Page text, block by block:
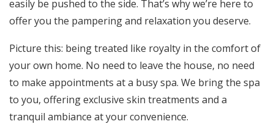
easily be pushed to the side. That’s why we’re here to
offer you the pampering and relaxation you deserve.
Picture this: being treated like royalty in the comfort of
your own home. No need to leave the house, no need
to make appointments at a busy spa. We bring the spa
to you, offering exclusive skin treatments and a
tranquil ambiance at your convenience.